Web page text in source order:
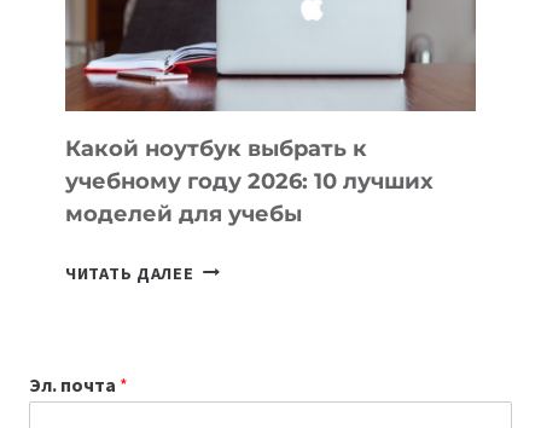
БЕЗ
СЛОЖНОГО
КОДА
Какой ноутбук выбрать к
учебному году 2026: 10 лучших
моделей для учебы
ЧИТАТЬ ДАЛЕЕ КАКОЙ
Эл. почта *